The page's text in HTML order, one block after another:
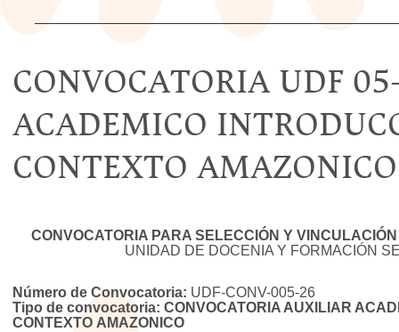
CONVOCATORIA UDF
ACADEMICO
CONTEXTO AMAZONICO
CONVOCATORIA PARA SELECCIÓN Y
UNIDAD DE DOCENIA Y FORMACIÓN
Número de Convocatoria: UDF-CONV-005-26
Tipo de convocatoria: CONVOCATORIA AUXILIAR
CONTEXTO AMAZONICO